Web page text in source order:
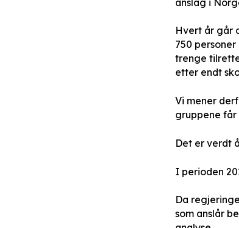
Hvert år går
750
trenge
etter endt
Vi mener
gruppene
Det er verdt
I perioden
Da
som anslår